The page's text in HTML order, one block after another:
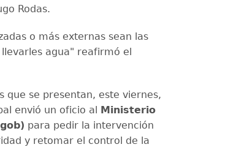
Rodas.
o más externas sean las
agua" reafirmó el
que se presentan, este viernes,
envió un oficio al Ministerio
para pedir la intervención
y retomar el control de la